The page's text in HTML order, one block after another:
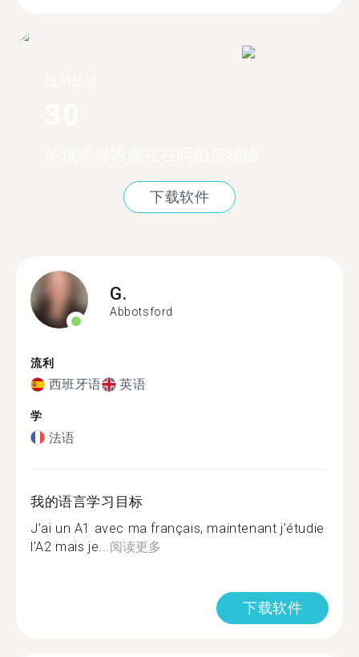
下载软件
G.
Abbotsford
流利
西班牙语 英语
学
法语
我的语言学习目标
J’ai un A1 avec ma français, maintenant j’étudie
l’A2 mais je... 阅读更多
下载软件